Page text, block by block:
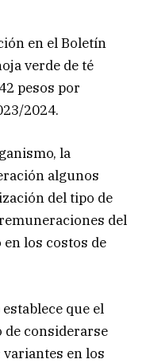
en el Boletín
verde de té
pesos por
2024.
la
algunos
del tipo de
del
los costos de
que el
de considerarse
en los